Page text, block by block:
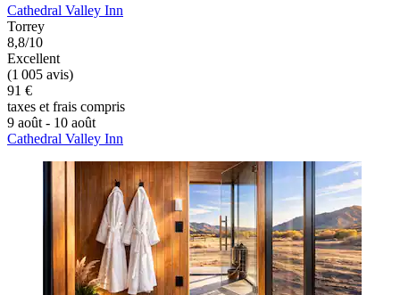
Cathedral Valley Inn
Torrey
8,8/10
Excellent
(1 005 avis)
91 €
taxes et frais compris
9 août - 10 août
Cathedral Valley Inn